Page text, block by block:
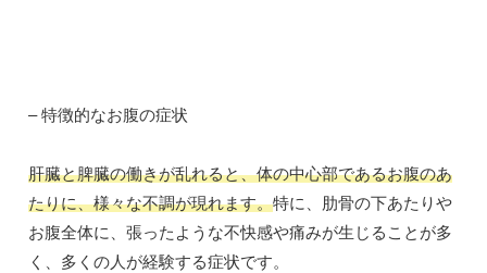
– 特徴的なお腹の症状
肝臓と脾臓の働きが乱れると、体の中心部であるお腹のあ
たりに、様々な不調が現れます。特に、肋骨の下あたりや
お腹全体に、張ったような不快感や痛みが生じることが多
く、多くの人が経験する症状です。